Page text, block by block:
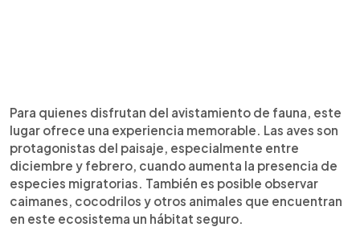
Para quienes disfrutan del avistamiento de fauna, este
lugar ofrece una experiencia memorable. Las aves son
protagonistas del paisaje, especialmente entre
diciembre y febrero, cuando aumenta la presencia de
especies migratorias. También es posible observar
caimanes, cocodrilos y otros animales que encuentran
en este ecosistema un hábitat seguro.